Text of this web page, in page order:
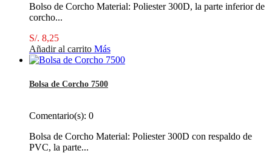
Bolso de Corcho Material: Poliester 300D, la parte inferior de
corcho...
S/. 8,25
Añadir al carrito Más
Bolsa de Corcho 7500
Comentario(s): 0
Bolsa de Corcho Material: Poliester 300D con respaldo de
PVC, la parte...